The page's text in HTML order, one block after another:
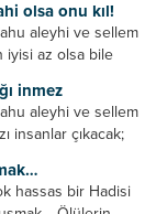
olsa onu kıl!
aleyhi ve sellem
iyisi az olsa bile
Allah arasındaki bir
inmez
aleyhi ve sellem
insanlar çıkacak;
görünce
Onların
hassas bir Hadisi